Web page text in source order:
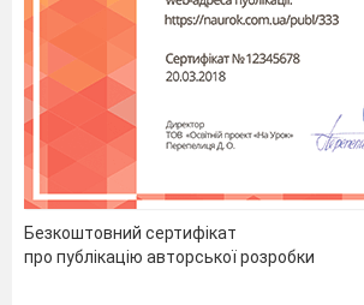
Безкоштовний сертифікат
про публікацію авторської розробки